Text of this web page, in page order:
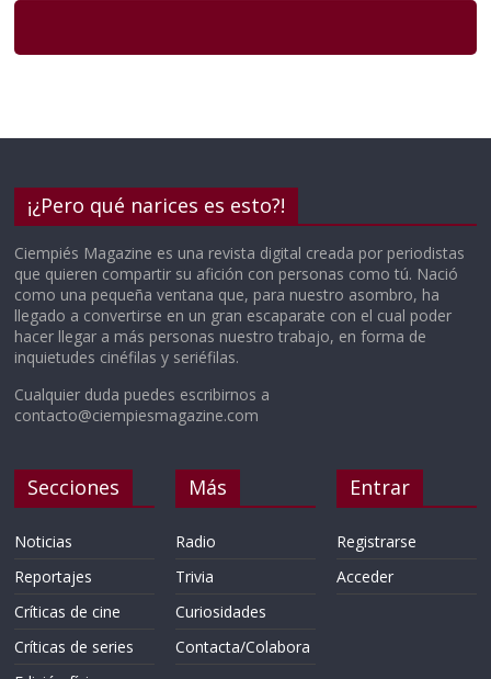
¡¿Pero qué narices es esto?!
Ciempiés Magazine es una revista digital creada por periodistas
que quieren compartir su afición con personas como tú. Nació
como una pequeña ventana que, para nuestro asombro, ha
llegado a convertirse en un gran escaparate con el cual poder
hacer llegar a más personas nuestro trabajo, en forma de
inquietudes cinéfilas y seriéfilas.
Cualquier duda puedes escribirnos a
contacto@ciempiesmagazine.com
Secciones
Noticias
Reportajes
Críticas de cine
Críticas de series
Más
Radio
Trivia
Curiosidades
Contacta/Colabora
Entrar
Registrarse
Acceder